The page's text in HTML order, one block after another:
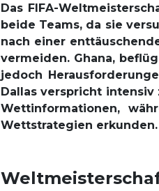
Das FIFA-
beide Teams, da sie
nach einer
vermeiden. Ghana,
jedoch
Dallas verspricht intensiv
Wettinformationen,
Wettstrategien erkunden.